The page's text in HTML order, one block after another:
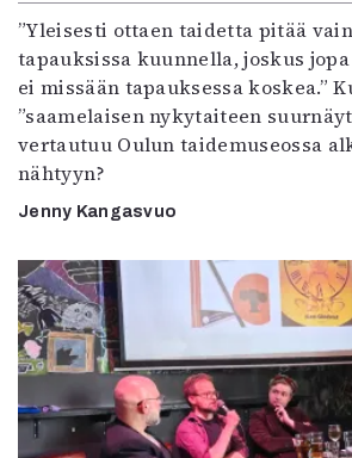
”Yleisesti ottaen taidetta pitää
tapauksissa kuunnella, joskus
ei missään tapauksessa koskea.”
”saamelaisen nykytaiteen
vertautuu Oulun taidemuseossa
nähtyyn?
Jenny Kangasvuo